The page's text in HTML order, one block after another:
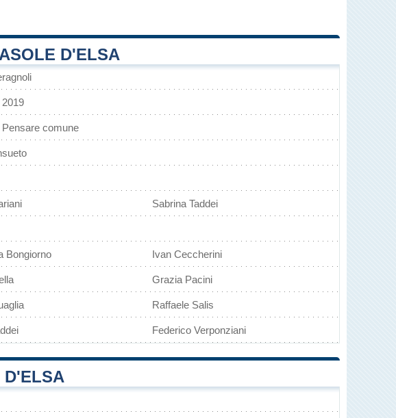
D'ELSA
comune
Sabrina Taddei
Bongiorno Ivan Ceccherini
Grazia Pacini
Raffaele Salis
Federico Verponziani
D'ELSA